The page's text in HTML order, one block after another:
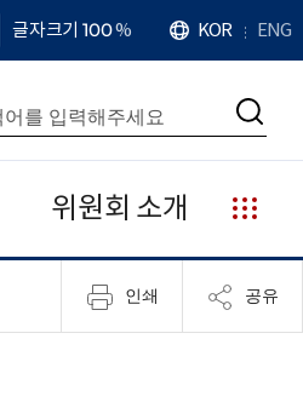
확
대
치
글자크기 100%
언
어
KOR ENG
검
위원회 소개
누
리
집
안
인쇄 공유